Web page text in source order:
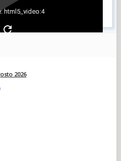
html5_video:4
2026